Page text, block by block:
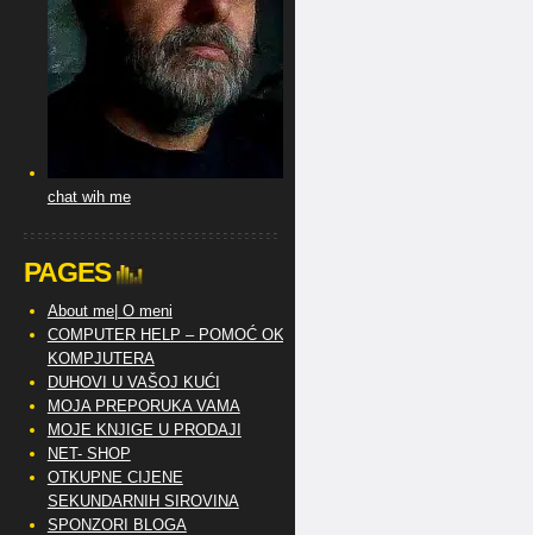
chat wih me
PAGES
About me| O meni
COMPUTER HELP – POMOĆ OKO
KOMPJUTERA
DUHOVI U VAŠOJ KUĆI
MOJA PREPORUKA VAMA
MOJE KNJIGE U PRODAJI
NET- SHOP
OTKUPNE CIJENE
SEKUNDARNIH SIROVINA
SPONZORI BLOGA